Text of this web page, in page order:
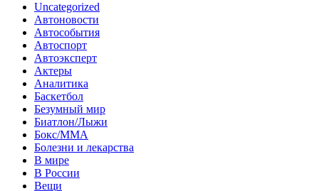
Uncategorized
Автоновости
Автособытия
Автоспорт
Автоэксперт
Актеры
Аналитика
Баскетбол
Безумный мир
Биатлон/Лыжи
Бокс/MMA
Болезни и лекарства
В мире
В России
Вещи